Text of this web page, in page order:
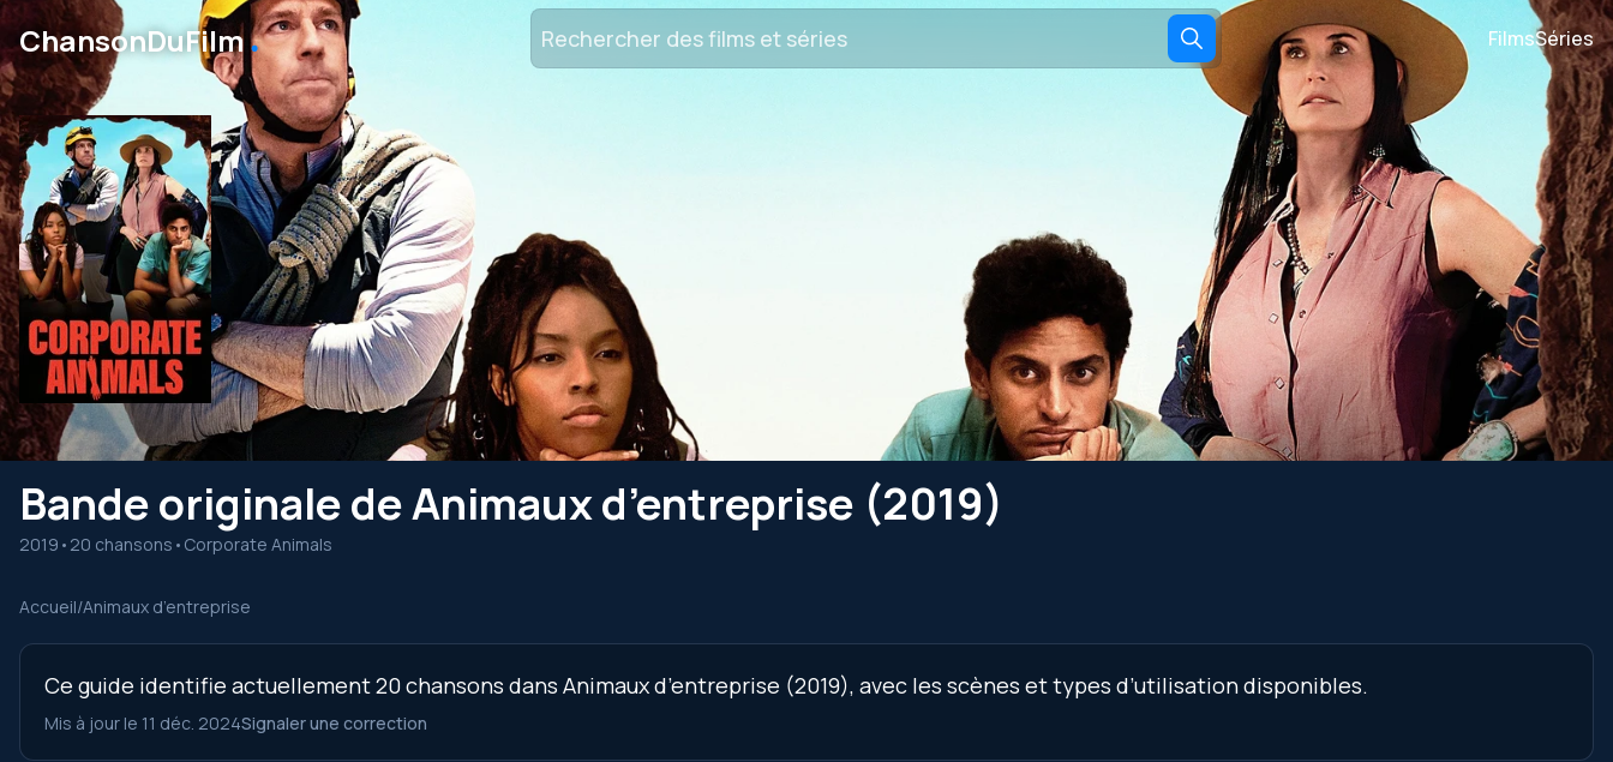
ChansonDuFilm․ FilmsSéries
Bande originale de Animaux d’entreprise (2019)
2019 • 20 chansons • Corporate Animals
Accueil/Animaux d’entreprise
Ce guide identifie actuellement 20 chansons dans Animaux d’entreprise (2019), avec les scènes et types d’utilisation disponibles.
Mis à jour le 11 déc. 2024Signaler une correction